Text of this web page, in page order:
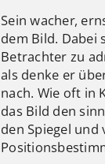
Sein wacher,
dem Bild. Dabei
Betrachter zu
als denke er
nach. Wie oft in
das Bild den
den Spiegel und